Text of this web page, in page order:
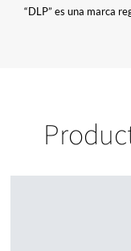
“DLP” es una marca